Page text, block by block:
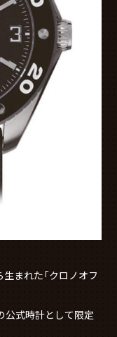
まれた「クロノオフ
公式時計として限定